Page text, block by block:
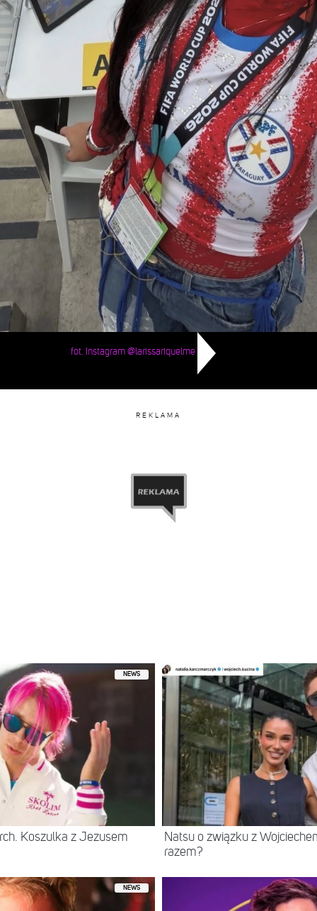
fot. Instagram @larissariquelme
REKLAMA
NEWS
Koszulka z Jezusem
Natsu o związku z
razem?
NEWS